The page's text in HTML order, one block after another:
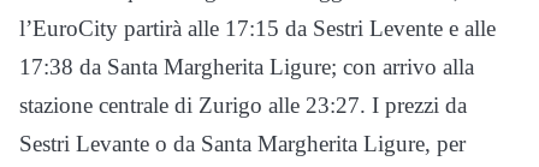
l’EuroCity partirà alle 17:15 da Sestri Levente e alle
17:38 da Santa Margherita Ligure; con arrivo alla
stazione centrale di Zurigo alle 23:27. I prezzi da
Sestri Levante o da Santa Margherita Ligure, per